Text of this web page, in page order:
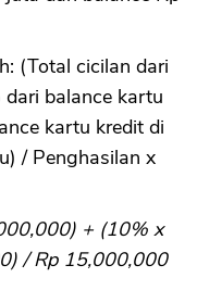
(Total cicilan dari
balance kartu
kartu kredit di
/ Penghasilan x
+ (10% x
/ Rp 15,000,000